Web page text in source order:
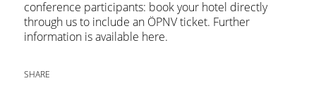
conference participants: book your hotel directly
through us to include an ÖPNV ticket. Further
information is available here.
SHARE